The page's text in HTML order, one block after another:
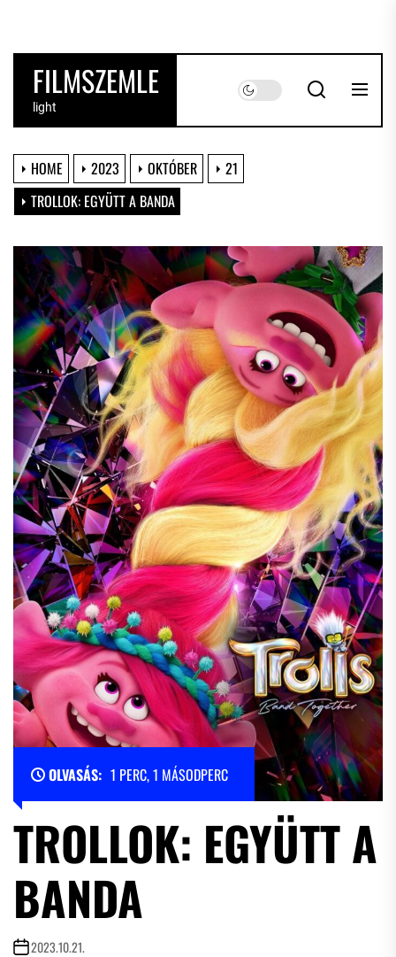
the
contentFILMSZEMLE
light
HOME 2023 OKTÓBER
21
TROLLOK: EGYÜTT A BANDA
OLVASÁS: 1 PERC, 1 MÁSODPERC
TROLLOK: EGYÜTT A
BANDA
2023.10.21.